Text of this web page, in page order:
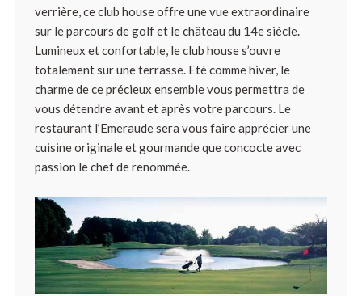
verrière, ce club house offre une vue extraordinaire
sur le parcours de golf et le château du 14e siècle.
Lumineux et confortable, le club house s’ouvre
totalement sur une terrasse. Eté comme hiver, le
charme de ce précieux ensemble vous permettra de
vous détendre avant et après votre parcours. Le
restaurant l’Emeraude sera vous faire apprécier une
cuisine originale et gourmande que concocte avec
passion le chef de renommée.